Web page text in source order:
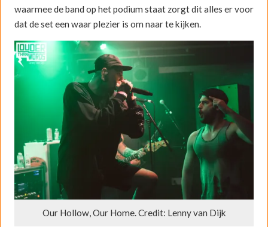
waarmee de band op het podium staat zorgt dit alles er voor
dat de set een waar plezier is om naar te kijken.
Our Hollow, Our Home. Credit: Lenny van Dijk